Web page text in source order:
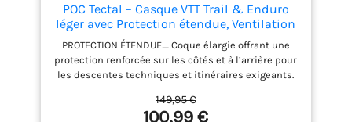
POC Tectal – Casque VTT Trail & Enduro
léger avec Protection étendue, Ventilation
optimisée, Fermeture magnétique
Fidlock®, visière Breakaway & Ajustement
360°
PROTECTION ÉTENDUE_ Coque élargie offrant une
protection renforcée sur les côtés et à l’arrière pour
les descentes techniques et itinéraires exigeants.
assurent un flux d’air continu et un échange de
chaleur efficace tout au long de la sortie.
149,95 €
100,99 €